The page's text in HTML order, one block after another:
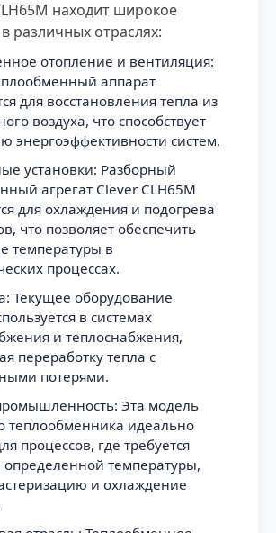
находит широкое
различных отраслях:
отопление и вентиляция:
аппарат
для восстановления тепла из
воздуха, что способствует
энергоэффективности систем.
установки: Разборный
агрегат Clever CLH65M
для охлаждения и подогрева
что позволяет обеспечить
температуры в
процессах.
Текущее оборудование
в системах
и теплоснабжения,
переработку тепла с
потерями.
Эта модель
теплообменника идеально
процессов, где требуется
определенной температуры,
и охлаждение